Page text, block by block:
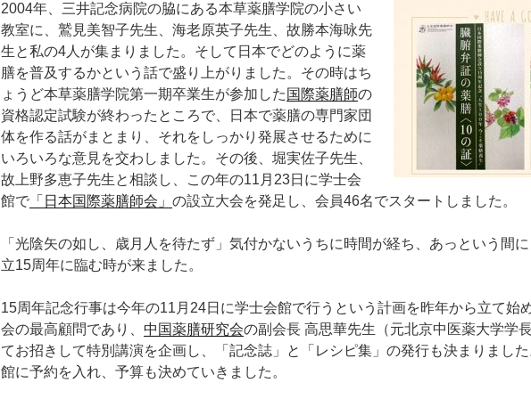
2004年、三井記念病院の脇にある本草薬膳学院の小さい
教室に、鷲見美智子先生、海老原英子先生、故勝本海咏先
生と私の4人が集まりました。そして日本でどのように薬
膳を普及するかという話で盛り上がりました。その時はち
ょうど本草薬膳学院第一期卒業生が参加した 国際薬膳師の
資格認定試験が終わったところで、日本で薬膳の専門家団
体を作る話がまとまり、それをしっかり発展させるために
いろいろな意見を交わしました。その後、堀実佐子先生、
故上野多恵子先生と相談し、この年の11月23日に学士会
館で 「日本国際薬膳師会」 の設立大会を発足し、会員46名でスタートしました。
「光陰矢の如し、歳月人を待たず」気付かないうちに時間が経ち、あっという間
立15周年に臨む時が来ました。
15周年記念行事は今年の11月24日に学士会館で行うという計画を昨年から立て始
会の最高顧問であり、 中国薬膳研究会の副会長 高思華先生（元北京中医薬大学学
てお招きして特別講演を企画し、「記念誌」と「レシピ集」の発行も決まりまし
館に予約を入れ、予算も決めていきました。